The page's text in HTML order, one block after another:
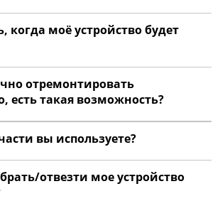
когда моё устройство будет
отремонтировать
есть такая возможность?
вы используете?
отвезти мое устройство